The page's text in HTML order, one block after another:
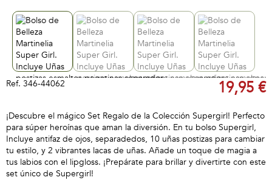
Ref. 346-44062 19,95 €
¡Descubre el mágico Set Regalo de la Colección Supergirl! Perfecto
para súper heroínas que aman la diversión. En tu bolso Supergirl,
Incluye antifaz de ojos, separadedos, 10 uñas postizas para cambiar
tu estilo, y 2 vibrantes lacas de uñas. Añade un toque de magia a
tus labios con el lipgloss. ¡Prepárate para brillar y divertirte con este
set único de Supergirl!